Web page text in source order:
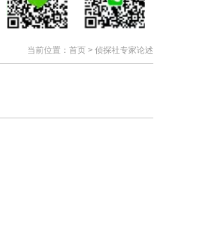
当前位置： 首页> 侦探社专家论述